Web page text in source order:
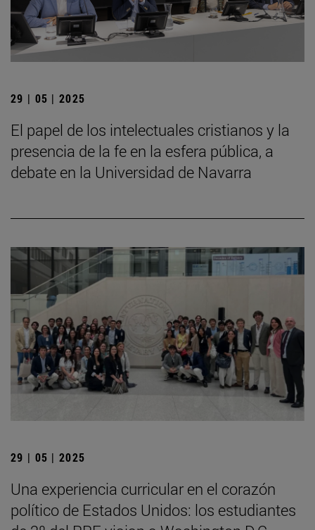
29 | 05 | 2025
El papel de los intelectuales cristianos y la
presencia de la fe en la esfera pública, a
debate en la Universidad de Navarra
29 | 05 | 2025
Una experiencia curricular en el corazón
político de Estados Unidos: los estudiantes